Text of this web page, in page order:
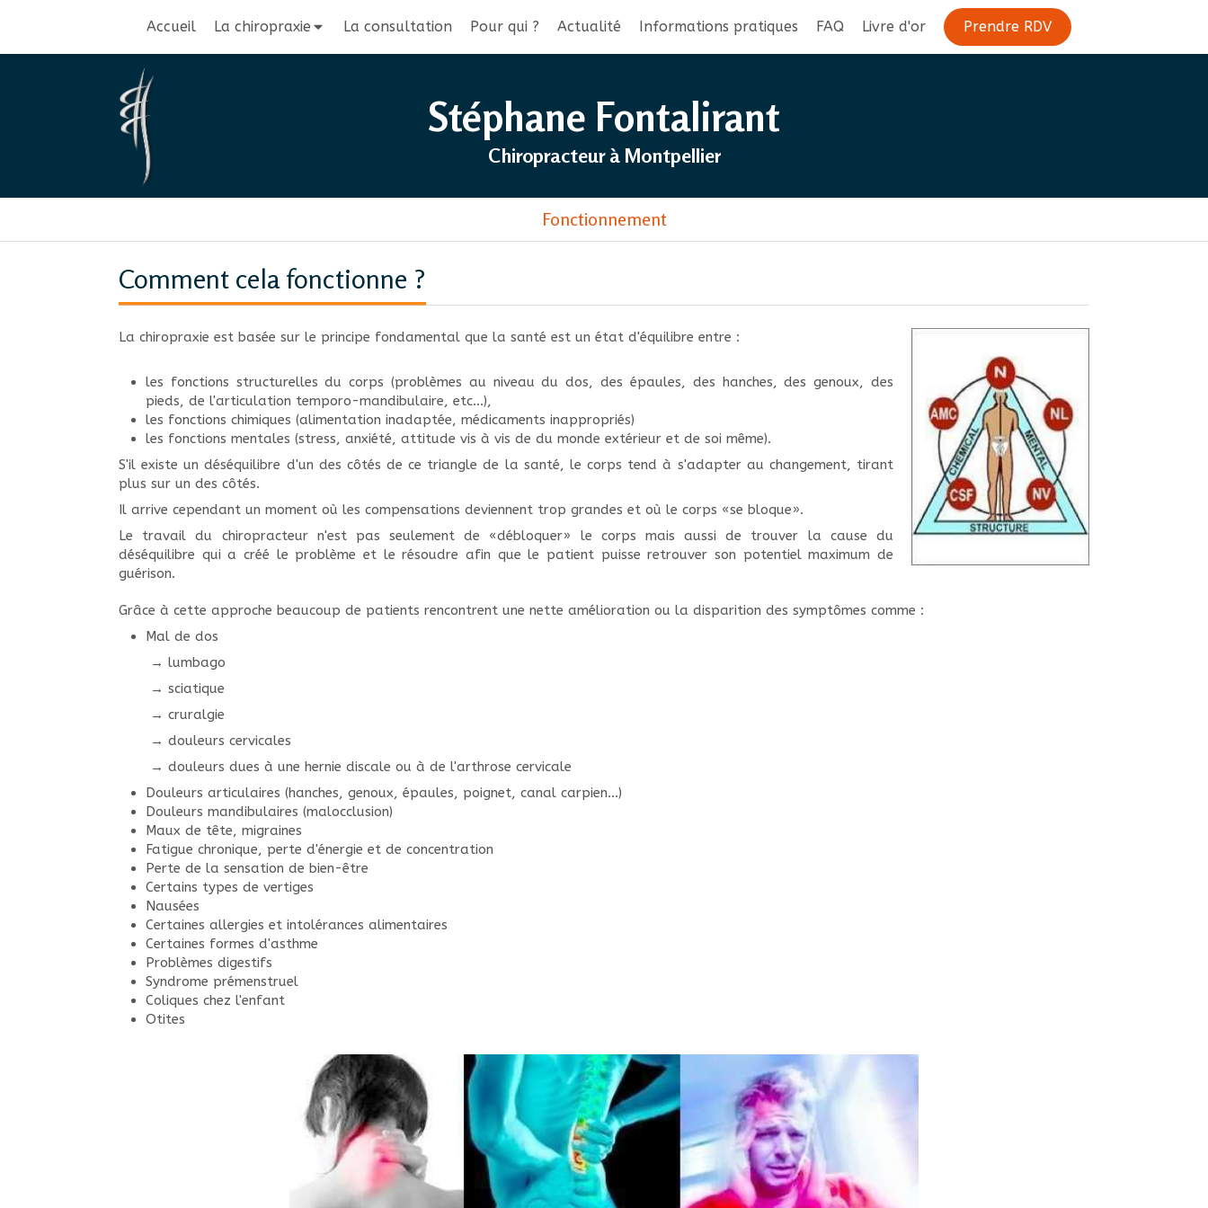
Accueil La chiropraxie La consultation Pour qui ? Actualité Informations pratiques FAQ Livre d'or Prendre RDV
Stéphane Fontalirant
Chiropracteur à Montpellier
Fonctionnement
Comment cela fonctionne ?
La chiropraxie est basée sur le principe fondamental que la santé est un état d'équilibre entre :
les fonctions structurelles du corps (problèmes au niveau du dos, des épaules, des hanches, des genoux, des
pieds, de l'articulation temporo-mandibulaire, etc...),
les fonctions chimiques (alimentation inadaptée, médicaments inappropriés)
les fonctions mentales (stress, anxiété, attitude vis à vis de du monde extérieur et de soi même).
S'il existe un déséquilibre d'un des côtés de ce triangle de la santé, le corps tend à s'adapter au changement, tirant
plus sur un des côtés.
Il arrive cependant un moment où les compensations deviennent trop grandes et où le corps «se bloque».
Le travail du chiropracteur n'est pas seulement de «débloquer» le corps mais aussi de trouver la cause du
déséquilibre qui a créé le problème et le résoudre afin que le patient puisse retrouver son potentiel maximum de
guérison.
Grâce à cette approche beaucoup de patients rencontrent une nette amélioration ou la disparition des symptômes comme :
Mal de dos
→ lumbago
→ sciatique
→ cruralgie
→ douleurs cervicales
→ douleurs dues à une hernie discale ou à de l'arthrose cervicale
Douleurs articulaires (hanches, genoux, épaules, poignet, canal carpien...)
Douleurs mandibulaires (malocclusion)
Maux de tête, migraines
Fatigue chronique, perte d'énergie et de concentration
Perte de la sensation de bien-être
Certains types de vertiges
Nausées
Certaines allergies et intolérances alimentaires
Certaines formes d'asthme
Problèmes digestifs
Syndrome prémenstruel
Coliques chez l'enfant
Otites